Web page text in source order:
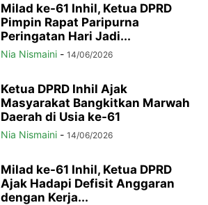
Milad ke-61 Inhil, Ketua DPRD
Pimpin Rapat Paripurna
Peringatan Hari Jadi...
Nia Nismaini - 14/06/2026
Ketua DPRD Inhil Ajak
Masyarakat Bangkitkan Marwah
Daerah di Usia ke-61
Nia Nismaini - 14/06/2026
Milad ke-61 Inhil, Ketua DPRD
Ajak Hadapi Defisit Anggaran
dengan Kerja...